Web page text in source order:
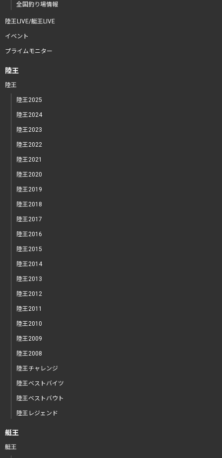
全国釣り場情報
陸王LIVE/艇王LIVE
イベント
プライムモニター
陸王
陸王
陸王2025
陸王2024
陸王2023
陸王2022
陸王2021
陸王2020
陸王2019
陸王2018
陸王2017
陸王2016
陸王2015
陸王2014
陸王2013
陸王2012
陸王2011
陸王2010
陸王2009
陸王2008
陸王チャレンジ
陸王ベストバイツ
陸王ベストバウト
陸王レジェンド
艇王
艇王